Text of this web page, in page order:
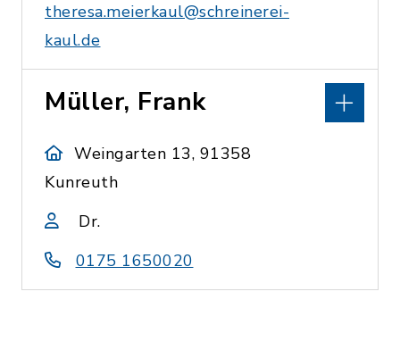
theresa.meierkaul@schreinerei-
kaul.de
Müller, Frank
Weingarten 13, 91358
Kunreuth
Dr.
0175 1650020